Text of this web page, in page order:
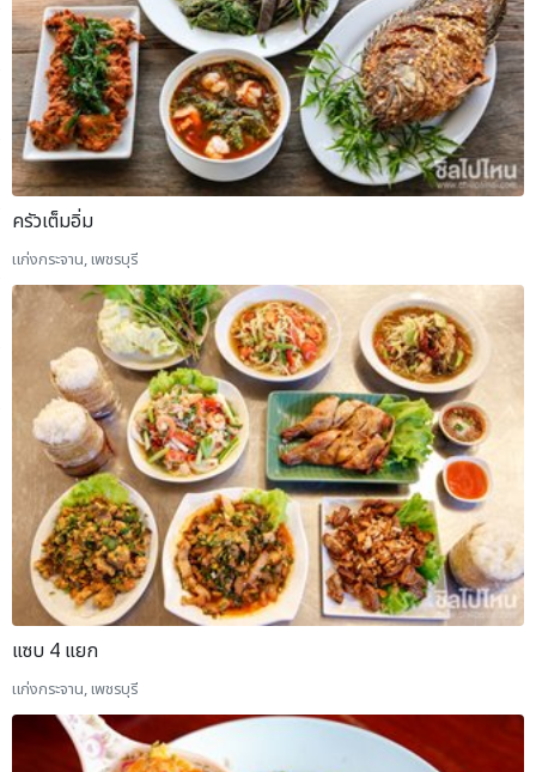
ครัวเต็มอิ่ม
แก่งกระจาน, เพชรบุรี
แซบ 4 แยก
แก่งกระจาน, เพชรบุรี